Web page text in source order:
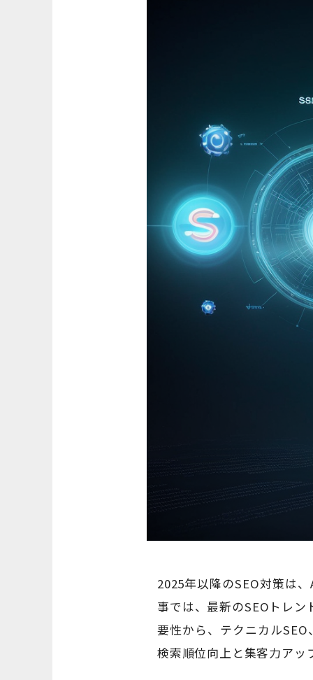
2025年以降のSEO対策は
事では、最新のSEOトレ
要性から、テクニカル
検索順位向上と集客力アッ